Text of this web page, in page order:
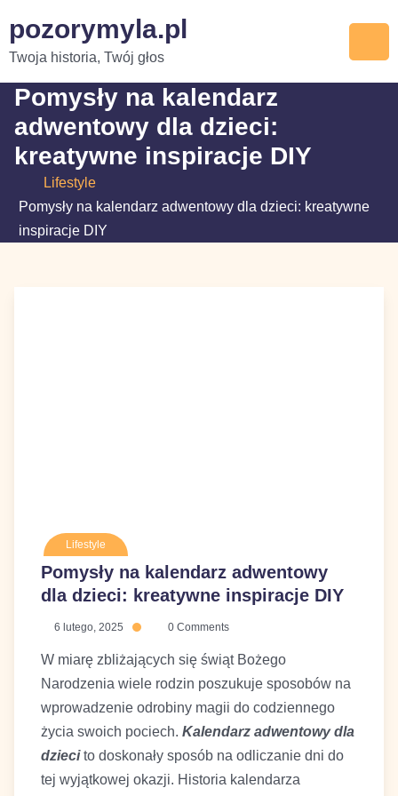
to
content
pozorymyla.pl
Twoja historia, Twój głos
Pomysły na kalendarz
adwentowy dla dzieci:
kreatywne inspiracje DIY
Lifestyle
Pomysły na kalendarz adwentowy dla dzieci:
kreatywne inspiracje DIY
Lifestyle
Pomysły na kalendarz adwentowy
dla dzieci: kreatywne inspiracje
DIY
0 Comments
W miarę zbliżających się świąt Bożego
Narodzenia wiele rodzin poszukuje
sposobów na wprowadzenie odrobiny magii
do codziennego życia swoich pociech.
Kalendarz adwentowy dla dziecito